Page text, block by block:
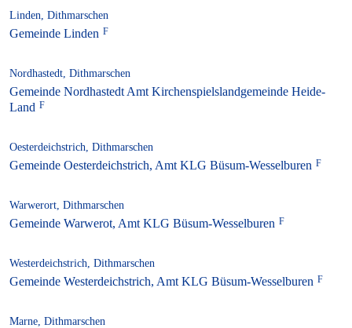
Linden, Dithmarschen
Gemeinde Linden
Nordhastedt, Dithmarschen
Gemeinde Nordhastedt Amt Kirchenspielslandgemeinde Heide-
Land
Oesterdeichstrich, Dithmarschen
Gemeinde Oesterdeichstrich, Amt KLG Büsum-Wesselburen
Warwerort, Dithmarschen
Gemeinde Warwerot, Amt KLG Büsum-Wesselburen
Westerdeichstrich, Dithmarschen
Gemeinde Westerdeichstrich, Amt KLG Büsum-Wesselburen
Marne, Dithmarschen